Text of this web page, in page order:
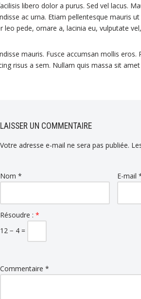
libero dolor a purus. Sed vel lacus.
ac urna. Etiam pellentesque mauris
leo pede, ornare a, lacinia eu, vulputate
mauris. Fusce accumsan mollis
risus a sem. Nullam quis massa sit
LAISSER UN COMMENTAIRE
Votre adresse e-mail ne sera pas publiée.
Nom * E-mail
Résoudre : *
12 − 4 =
Commentaire *